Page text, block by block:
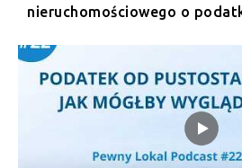
nieruchomościowego o